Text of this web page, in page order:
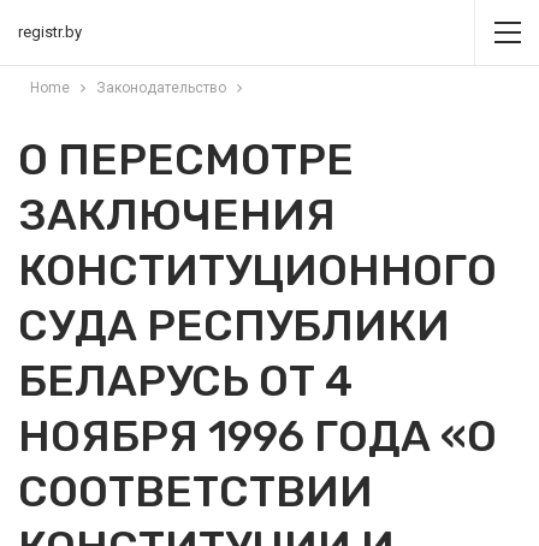
registr.by
Home Законодательство
О ПЕРЕСМОТРЕ
ЗАКЛЮЧЕНИЯ
КОНСТИТУЦИОННОГО
СУДА РЕСПУБЛИКИ
БЕЛАРУСЬ ОТ 4
НОЯБРЯ 1996 ГОДА «О
СООТВЕТСТВИИ